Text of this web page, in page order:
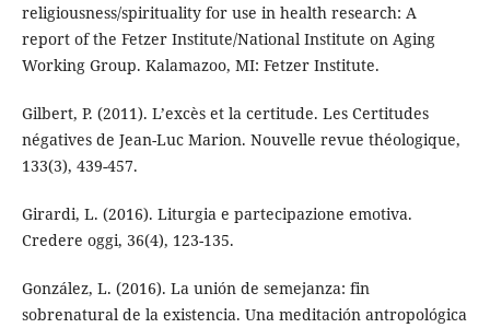
religiousness/spirituality for use in health research: A
report of the Fetzer Institute/National Institute on Aging
Working Group. Kalamazoo, MI: Fetzer Institute.
Gilbert, P. (2011). L’excès et la certitude. Les Certitudes
négatives de Jean-Luc Marion. Nouvelle revue théologique,
133(3), 439-457.
Girardi, L. (2016). Liturgia e partecipazione emotiva.
Credere oggi, 36(4), 123-135.
González, L. (2016). La unión de semejanza: fin
sobrenatural de la existencia. Una meditación antropológica